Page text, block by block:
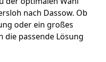
nach Dassow. Ob
oder ein großes
die passende Lösung